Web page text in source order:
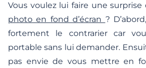
Vous voulez lui faire une
photo en fond d’écran ?
fortement le contrarier car
portable sans lui demander.
pas envie de vous mettre en